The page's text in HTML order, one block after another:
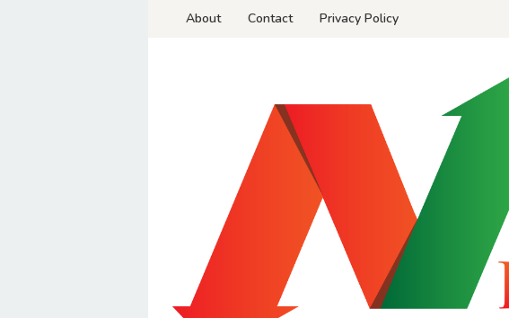
About Contact Privacy Policy